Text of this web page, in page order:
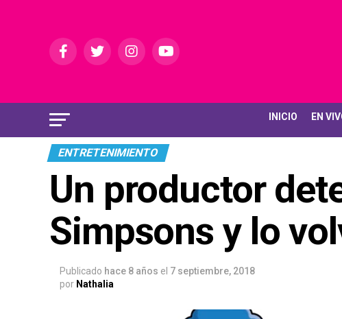
INICIO EN
ENTRETENIMIENTO
Un productor
Simpsons y lo
Publicado hace 8 años el 7 septiembre, 2018
por Nathalia